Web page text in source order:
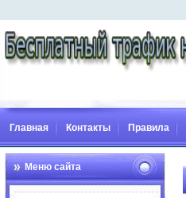
Главная Контакты Правила
Меню сайта